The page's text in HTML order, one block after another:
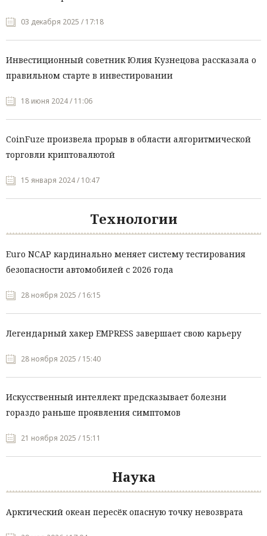
03 декабря 2025 / 17:18
Инвестиционный советник Юлия Кузнецова рассказала о
правильном старте в инвестировании
18 июня 2024 / 11:06
CoinFuze произвела прорыв в области алгоритмической
торговли криптовалютой
15 января 2024 / 10:47
Технологии
Euro NCAP кардинально меняет систему тестирования
безопасности автомобилей с 2026 года
28 ноября 2025 / 16:15
Легендарный хакер EMPRESS завершает свою карьеру
28 ноября 2025 / 15:40
Искусственный интеллект предсказывает болезни
гораздо раньше проявления симптомов
21 ноября 2025 / 15:11
Наука
Арктический океан пересёк опасную точку невозврата